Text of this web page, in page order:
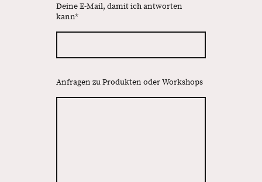
Deine E-Mail, damit ich antworten
kann*
Anfragen zu Produkten oder Workshops